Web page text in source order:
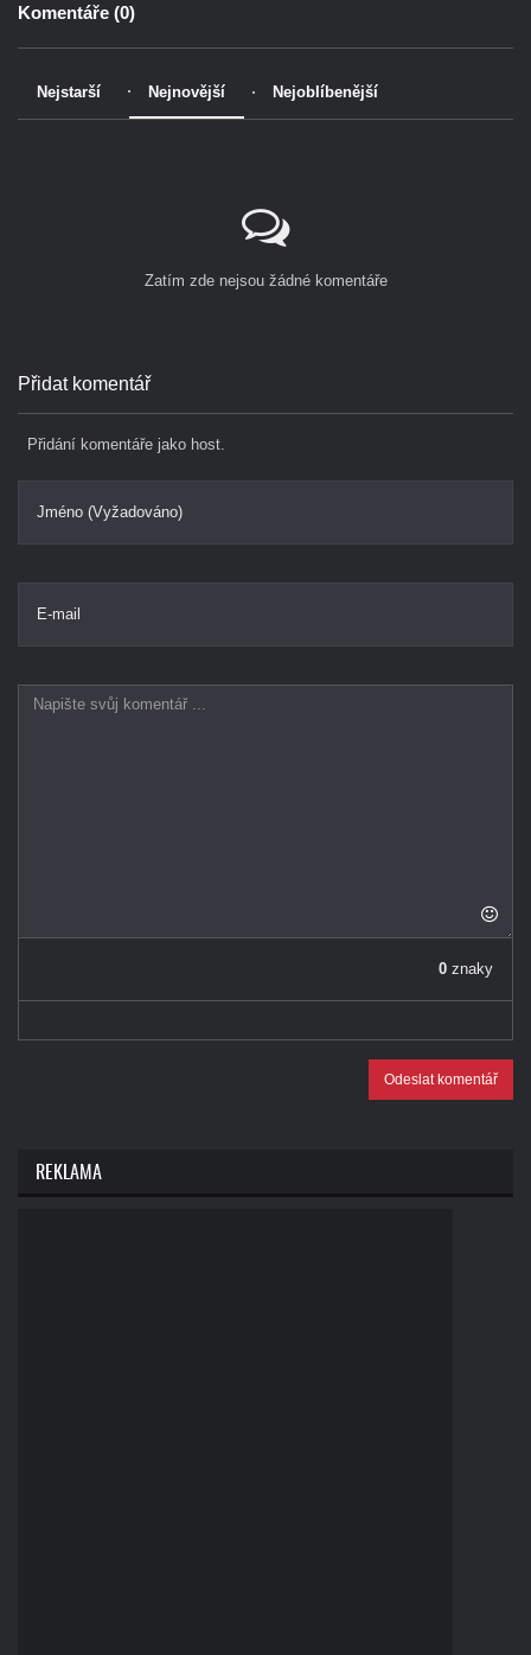
Komentáře (0)
Nejstarší Nejnovější Nejoblíbenější
Zatím zde nejsou žádné komentáře
Přidat komentář
Přidání komentáře jako host.
Jméno (Vyžadováno)
E-mail
0 znaky
Odeslat komentář
REKLAMA